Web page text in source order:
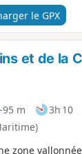
le GPX
et de la
-95 m 3h 10
zone